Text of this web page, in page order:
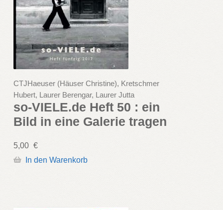
CTJHaeuser (Häuser Christine), Kretschmer
Hubert, Laurer Berengar, Laurer Jutta
so-VIELE.de Heft 50 : ein
Bild in eine Galerie tragen
5,00 €
In den Warenkorb